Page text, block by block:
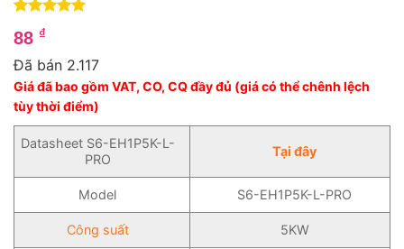
trên 5
dựa trên
88 ₫
Đã bán 2.117
Giá đã bao gồm VAT, CO, CQ đầy đủ (giá có thể chênh lệch
tùy thời điểm)
Datasheet S6-EH1P5K-L-
PRO
Tại đây
Model S6-EH1P5K-L-PRO
Công suất 5KW